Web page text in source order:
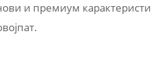
и премиум